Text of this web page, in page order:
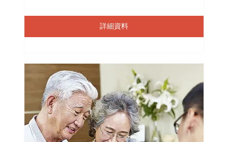
詳細資料